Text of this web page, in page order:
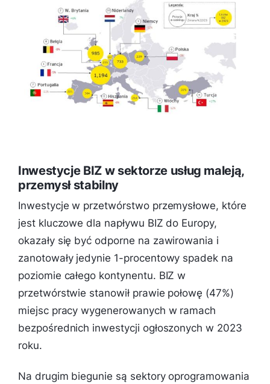
Inwestycje BIZ w sektorze usług maleją,
przemysł stabilny
Inwestycje w przetwórstwo przemysłowe, które
jest kluczowe dla napływu BIZ do Europy,
okazały się być odporne na zawirowania i
zanotowały jedynie 1-procentowy spadek na
poziomie całego kontynentu. BIZ w
przetwórstwie stanowił prawie połowę (47%)
miejsc pracy wygenerowanych w ramach
bezpośrednich inwestycji ogłoszonych w 2023
roku.
Na drugim biegunie są sektory oprogramowania